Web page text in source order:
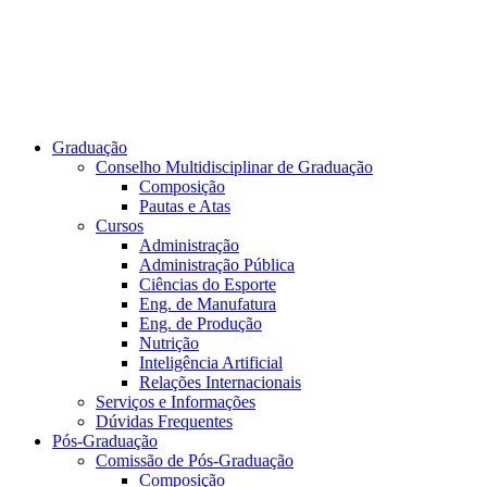
Graduação
Conselho Multidisciplinar de Graduação
Composição
Pautas e Atas
Cursos
Administração
Administração Pública
Ciências do Esporte
Eng. de Manufatura
Eng. de Produção
Nutrição
Inteligência Artificial
Relações Internacionais
Serviços e Informações
Dúvidas Frequentes
Pós-Graduação
Comissão de Pós-Graduação
Composição